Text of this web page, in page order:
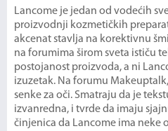
Lancome je jedan od vodećih
proizvodnji kozmetičkih
akcenat stavlja na korektivnu
na forumima širom sveta ističu
postojanost proizvoda, a ni
izuzetak. Na forumu
senke za oči. Smatraju da je
izvanredna, i tvrde da imaju
činjenica da Lancome ima